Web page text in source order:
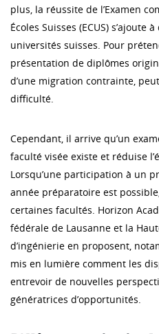
plus, la réussite de l’Examen
Écoles Suisses (ECUS)
universités suisses. Pour
présentation de diplômes
d’une migration contrainte,
difficulté.
Cependant, il arrive qu’un
faculté visée existe et réduise
Lorsqu’une participation à un
année préparatoire est
certaines facultés. Horizon
fédérale de Lausanne et la
d’ingénierie en proposent,
mis en lumière comment les
entrevoir de nouvelles
génératrices d’opportunités.